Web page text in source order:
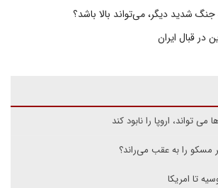
شدید دیگر، می‌تواند بالا باشد؟
در قبال ایران
تواند، اروپا را نابود کند
مسکو را به عقب می‌راند؟
تا امریکا